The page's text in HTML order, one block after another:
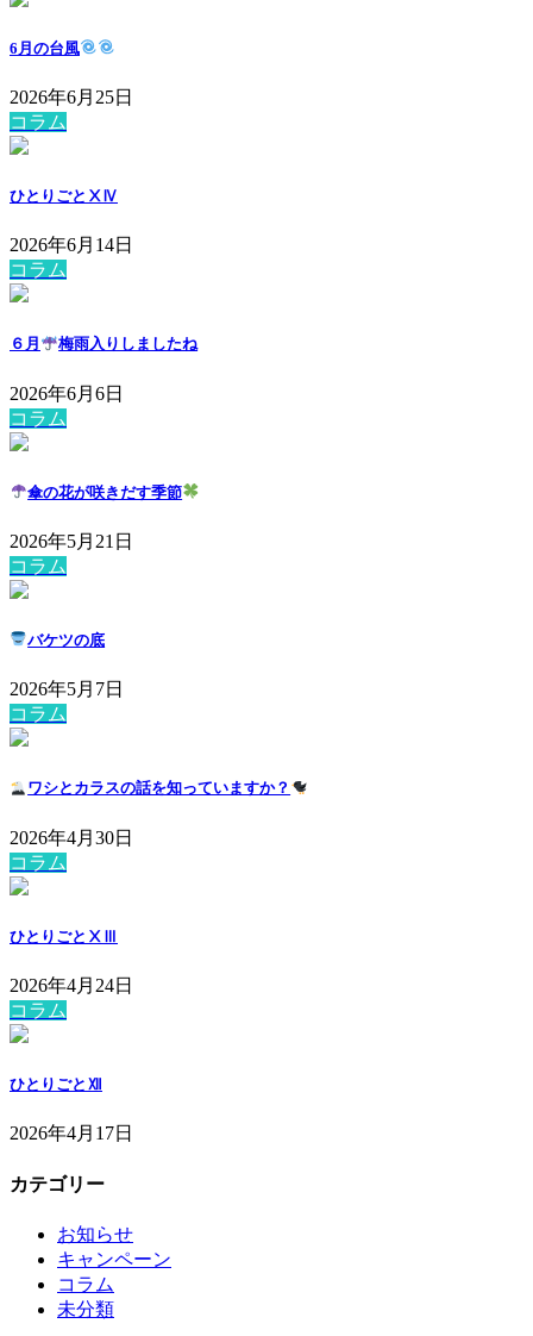
6月の台風
2026年6月25日
コラム
ひとりごとⅩⅣ
2026年6月14日
コラム
６月 梅雨入りしましたね
2026年6月6日
コラム
傘の花が咲きだす季節
2026年5月21日
コラム
バケツの底
2026年5月7日
コラム
ワシとカラスの話を知っていますか？
2026年4月30日
コラム
ひとりごとⅩⅢ
2026年4月24日
コラム
ひとりごとⅫ
2026年4月17日
カテゴリー
お知らせ
キャンペーン
コラム
未分類